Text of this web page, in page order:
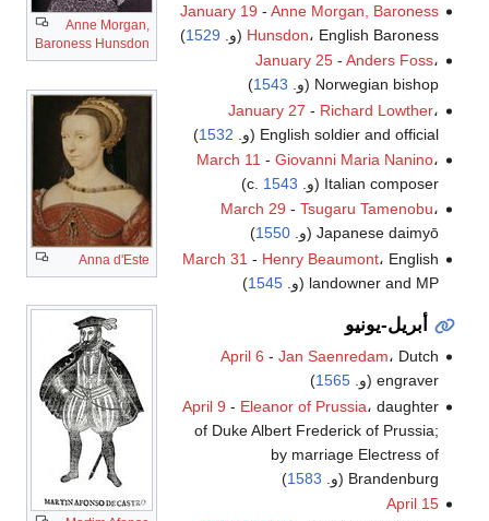
Anne Morgan,
Baroness Hunsdon
Anna d'Este
January 19 - Anne Morgan, Baroness
Hunsdon، English Baroness (و. 1529
)
January 25- Anders Foss،
Norwegian bishop (و.
1543
)
January 27 - Richard Lowther،
English soldier and official (و.
1532
)
March 11 - Giovanni Maria Nanino،
Italian composer (و. c.
1543
)
March 29 - Tsugaru Tamenobu،
Japanese daimyō (و.
1550
)
March 31 - Henry Beaumont، English
landowner and MP (و.
1545
)
أبريل-يونيو
April 6 - Jan Saenredam، Dutch
engraver (و.
1565
)
April 9 - Eleanor of Prussia، daughter
of Duke Albert Frederick of Prussia;
by marriage Electress of
Brandenburg (و.
1583
)
April 15